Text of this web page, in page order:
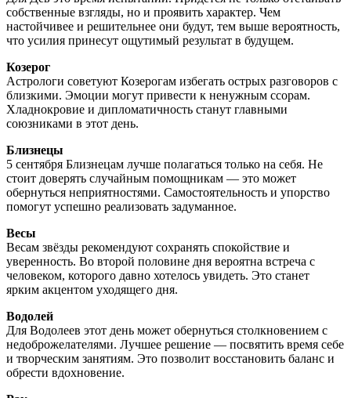
собственные взгляды, но и проявить характер. Чем
настойчивее и решительнее они будут, тем выше вероятность,
что усилия принесут ощутимый результат в будущем.
Козерог
Астрологи советуют Козерогам избегать острых разговоров с
близкими. Эмоции могут привести к ненужным ссорам.
Хладнокровие и дипломатичность станут главными
союзниками в этот день.
Близнецы
5 сентября Близнецам лучше полагаться только на себя. Не
стоит доверять случайным помощникам — это может
обернуться неприятностями. Самостоятельность и упорство
помогут успешно реализовать задуманное.
Весы
Весам звёзды рекомендуют сохранять спокойствие и
уверенность. Во второй половине дня вероятна встреча с
человеком, которого давно хотелось увидеть. Это станет
ярким акцентом уходящего дня.
Водолей
Для Водолеев этот день может обернуться столкновением с
недоброжелателями. Лучшее решение — посвятить время себе
и творческим занятиям. Это позволит восстановить баланс и
обрести вдохновение.